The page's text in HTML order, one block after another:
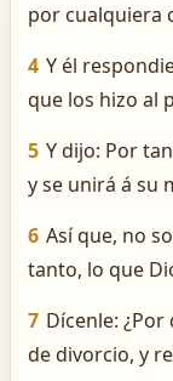
por cualquiera
4 Y él
que los hizo al
5 Y dijo: Por
y se unirá á su
6 Así que, no
tanto, lo que
7 Dícenle:
de divorcio, y